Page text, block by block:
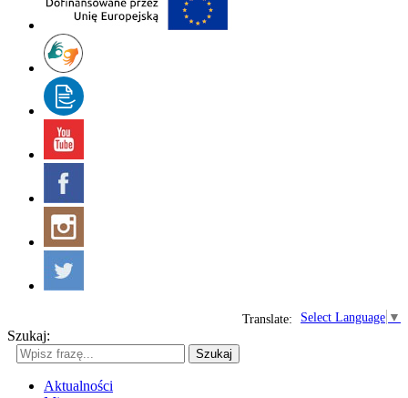
Select Language ▼
Translate:
Szukaj:
Szukaj
Aktualności